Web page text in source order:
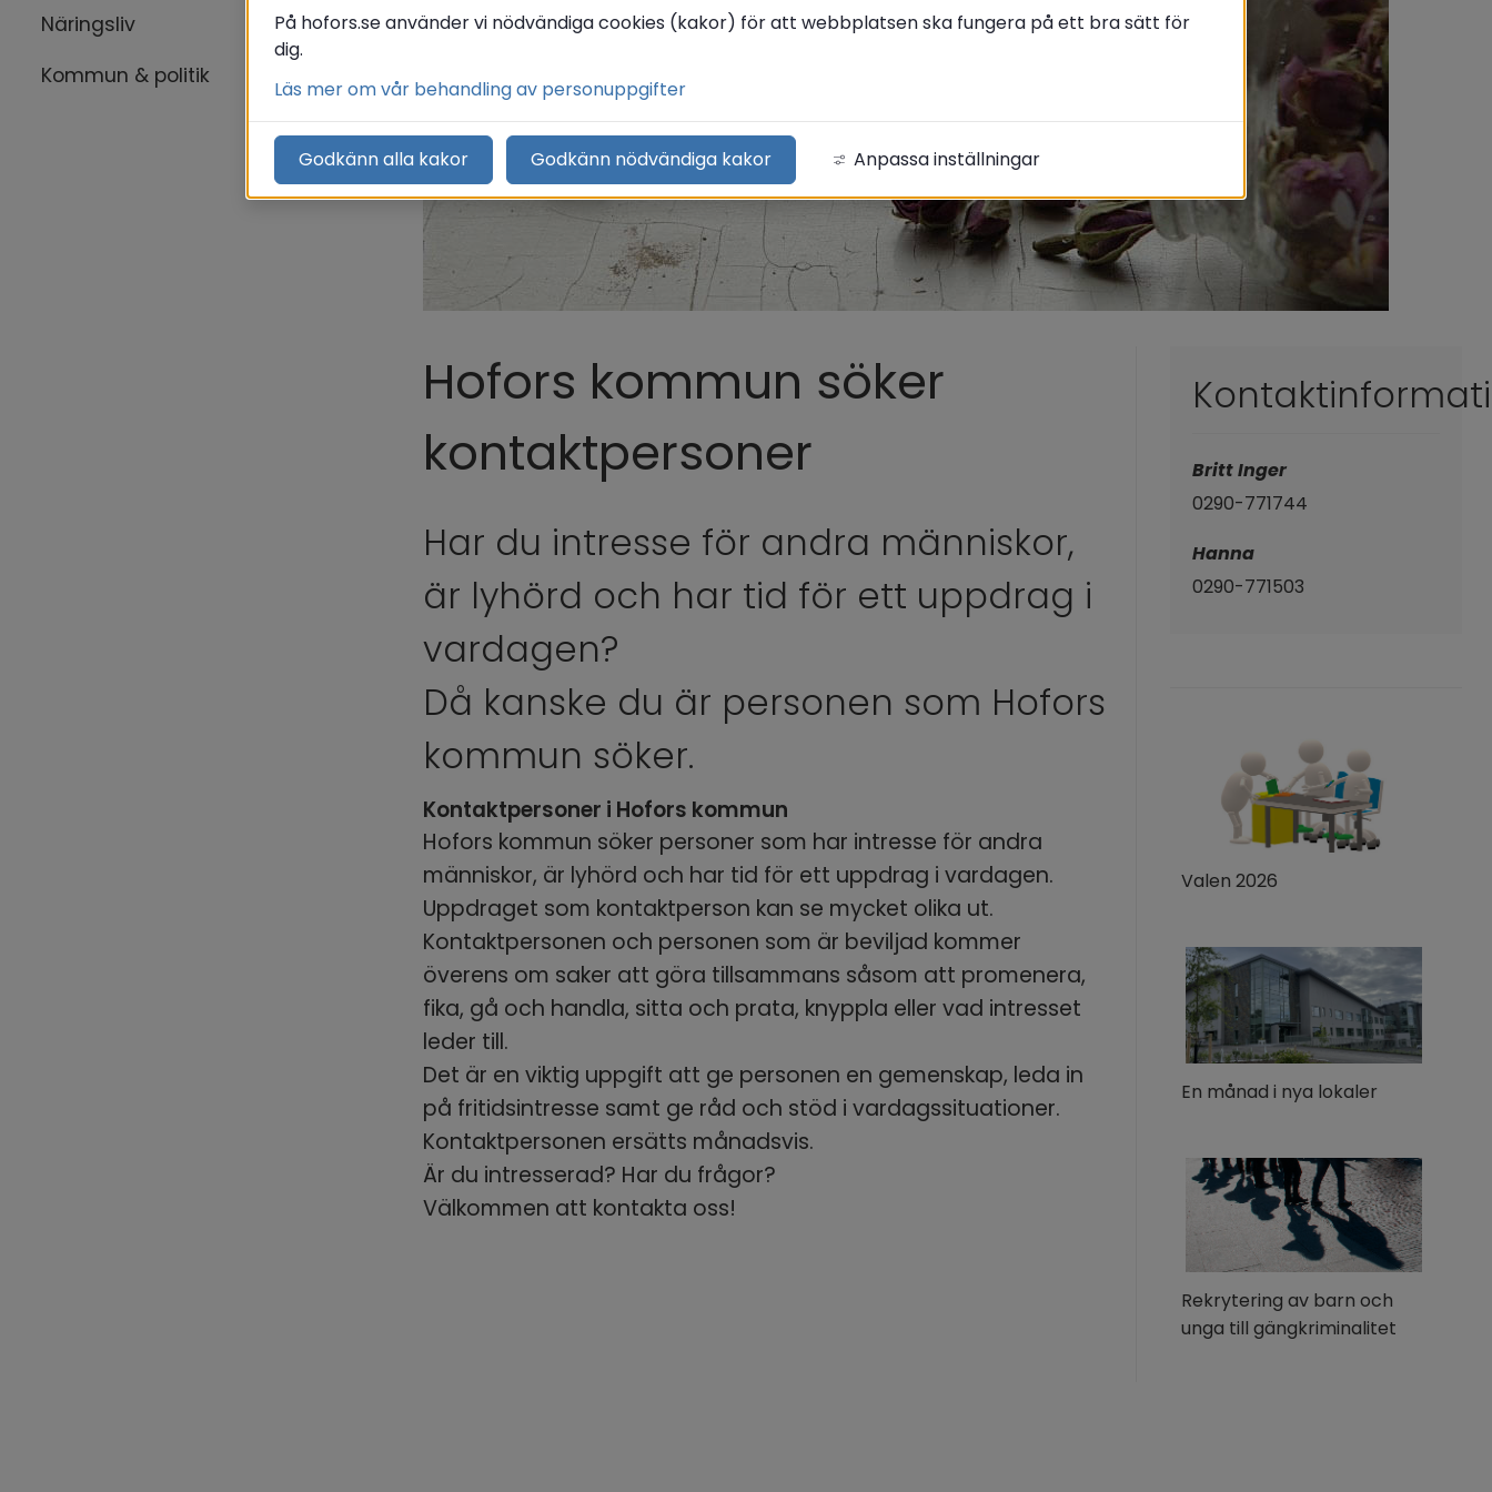
Näringsliv
Kommun & politik
Hofors kommun söker
kontaktpersoner
Har du intresse för andra människor,
är lyhörd och har tid för ett uppdrag i
vardagen?
Då kanske du är personen som Hofors
kommun söker.
Kontaktpersoner i Hofors kommun
Hofors kommun söker personer som har intresse för andra
människor, är lyhörd och har tid för ett uppdrag i vardagen.
Uppdraget som kontaktperson kan se mycket olika ut.
Kontaktpersonen och personen som är beviljad kommer
överens om saker att göra tillsammans såsom att promenera,
fika, gå och handla, sitta och prata, knyppla eller vad intresset
leder till.
Det är en viktig uppgift att ge personen en gemenskap, leda in
på fritidsintresse samt ge råd och stöd i vardagssituationer.
Kontaktpersonen ersätts månadsvis.
Är du intresserad? Har du frågor?
Välkommen att kontakta oss!
Britt Inger
0290-771744
Hanna
0290-771503
Valen 2026
En månad i nya lokaler
Rekrytering av barn och
unga till gängkriminalitet
På hofors.se använder vi nödvändiga cookies (kakor) för att webbplatsen ska fungera på ett bra sätt för
dig.
Läs mer om vår behandling av personuppgifter
Godkänn alla kakor Godkänn nödvändiga kakor Anpassa inställningar